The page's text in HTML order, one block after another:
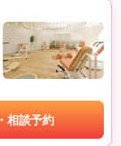
相談予約